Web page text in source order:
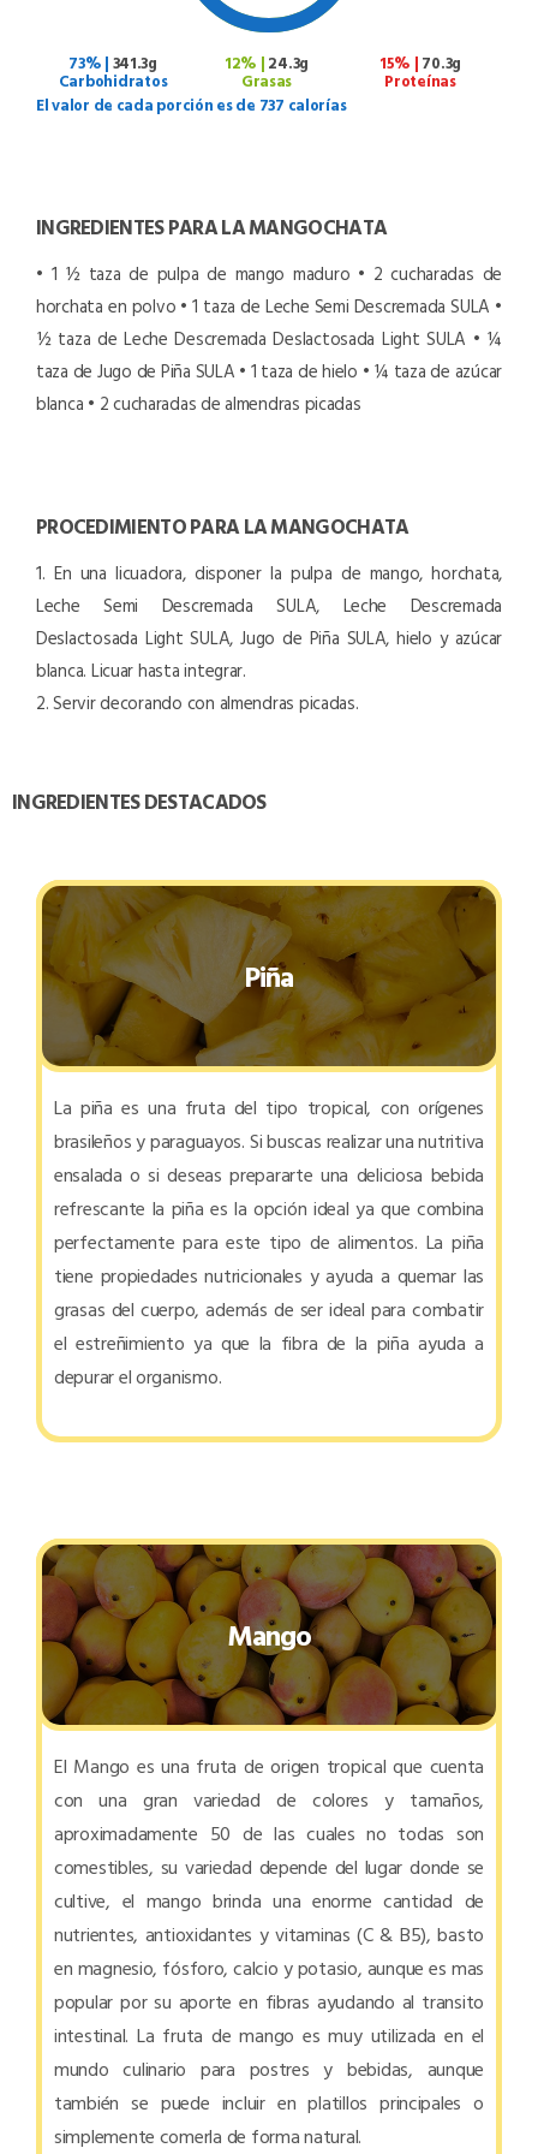
73% | 341.3g
Carbohidratos
12% | 24.3g
Grasas
15% | 70.3g
Proteínas
El valor de cada porción es de 737 calorías
INGREDIENTES PARA LA MANGOCHATA
• 1 ½ taza de pulpa de mango maduro • 2 cucharadas de
horchata en polvo • 1 taza de Leche Semi Descremada SULA •
½ taza de Leche Descremada Deslactosada Light SULA • ¼
taza de Jugo de Piña SULA • 1 taza de hielo • ¼ taza de azúcar
blanca • 2 cucharadas de almendras picadas
PROCEDIMIENTO PARA LA MANGOCHATA
1. En una licuadora, disponer la pulpa de mango, horchata,
Leche Semi Descremada SULA, Leche Descremada
Deslactosada Light SULA, Jugo de Piña SULA, hielo y azúcar
blanca. Licuar hasta integrar.
2. Servir decorando con almendras picadas.
INGREDIENTES DESTACADOS
Piña
La piña es una fruta del tipo tropical, con orígenes
brasileños y paraguayos. Si buscas realizar una nutritiva
ensalada o si deseas prepararte una deliciosa bebida
refrescante la piña es la opción ideal ya que combina
perfectamente para este tipo de alimentos. La piña
tiene propiedades nutricionales y ayuda a quemar las
grasas del cuerpo, además de ser ideal para combatir
el estreñimiento ya que la fibra de la piña ayuda a
depurar el organismo.
Mango
El Mango es una fruta de origen tropical que cuenta
con una gran variedad de colores y tamaños,
aproximadamente 50 de las cuales no todas son
comestibles, su variedad depende del lugar donde se
cultive, el mango brinda una enorme cantidad de
nutrientes, antioxidantes y vitaminas (C & B5), basto
en magnesio, fósforo, calcio y potasio, aunque es mas
popular por su aporte en fibras ayudando al transito
intestinal. La fruta de mango es muy utilizada en el
mundo culinario para postres y bebidas, aunque
también se puede incluir en platillos principales o
simplemente comerla de forma natural.